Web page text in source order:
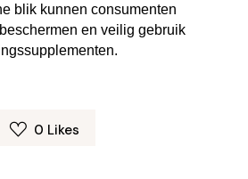
blik kunnen consumenten
en veilig gebruik
0 Likes